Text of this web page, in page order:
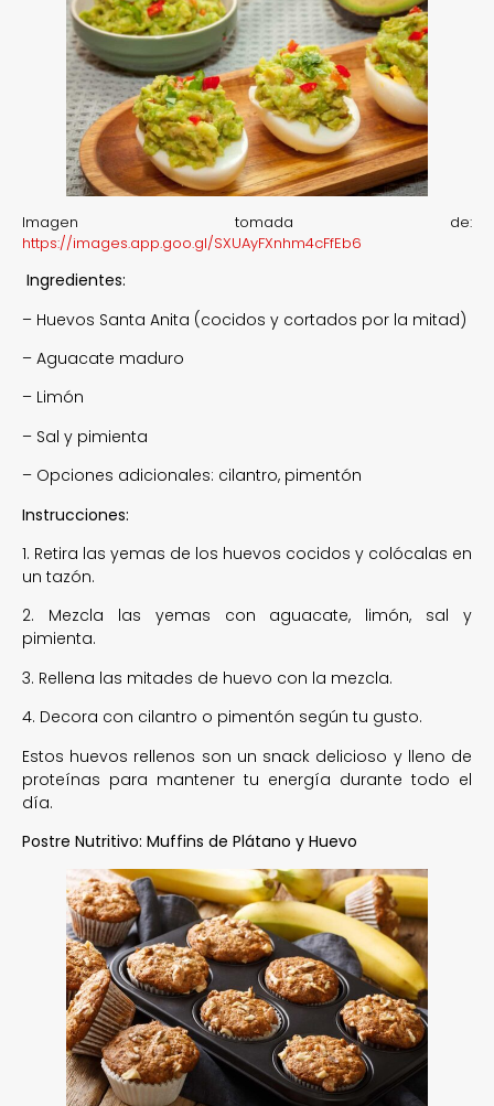
Imagen tomada de:
https://images.app.goo.gl/SXUAyFXnhm4cFfEb6
Ingredientes:
– Huevos Santa Anita (cocidos y cortados por la mitad)
– Aguacate maduro
– Limón
– Sal y pimienta
– Opciones adicionales: cilantro, pimentón
Instrucciones:
1. Retira las yemas de los huevos cocidos y colócalas en
un tazón.
2. Mezcla las yemas con aguacate, limón, sal y
pimienta.
3. Rellena las mitades de huevo con la mezcla.
4. Decora con cilantro o pimentón según tu gusto.
Estos huevos rellenos son un snack delicioso y lleno de
proteínas para mantener tu energía durante todo el
día.
Postre Nutritivo: Muffins de Plátano y Huevo